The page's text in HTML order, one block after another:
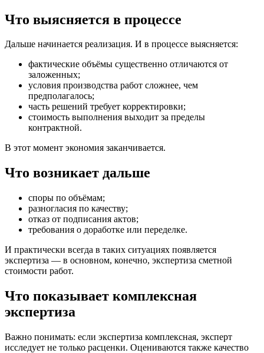
Что выясняется в процессе
Дальше начинается реализация. И в процессе выясняется:
фактические объёмы существенно отличаются от
заложенных;
условия производства работ сложнее, чем
предполагалось;
часть решений требует корректировки;
стоимость выполнения выходит за пределы
контрактной.
В этот момент экономия заканчивается.
Что возникает дальше
споры по объёмам;
разногласия по качеству;
отказ от подписания актов;
требования о доработке или переделке.
И практически всегда в таких ситуациях появляется
экспертиза — в основном, конечно, экспертиза сметной
стоимости работ.
Что показывает комплексная
экспертиза
Важно понимать: если экспертиза комплексная, эксперт
исследует не только расценки. Оцениваются также качество